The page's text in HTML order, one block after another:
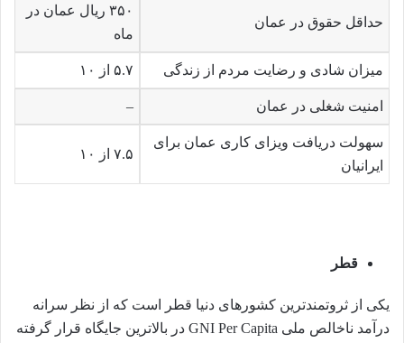
حداقل حقوق در عمان
۳۵۰ ریال عمان در
ماه
میزان شادی و رضایت مردم از زندگی ۵.۷ از ۱۰
امنیت شغلی در عمان –
سهولت دریافت ویزای کاری عمان برای
ایرانیان
۷.۵ از ۱۰
قطر
یکی از ثروتمندترین کشورهای دنیا قطر است که از نظر سرانه
درآمد ناخالص ملی GNI Per Capita در بالاترین جایگاه قرار گرفته